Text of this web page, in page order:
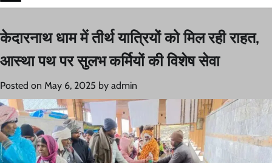
केदारनाथ धाम में तीर्थ यात्रियों को मिल रही राहत,
आस्था पथ पर सुलभ कर्मियों की विशेष सेवा
Posted on May 6, 2025 by admin